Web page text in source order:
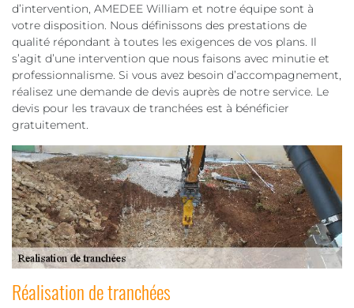
d’intervention, AMEDEE William et notre équipe sont à
votre disposition. Nous définissons des prestations de
qualité répondant à toutes les exigences de vos plans. Il
s’agit d’une intervention que nous faisons avec minutie et
professionnalisme. Si vous avez besoin d’accompagnement,
réalisez une demande de devis auprès de notre service. Le
devis pour les travaux de tranchées est à bénéficier
gratuitement.
Réalisation de tranchées